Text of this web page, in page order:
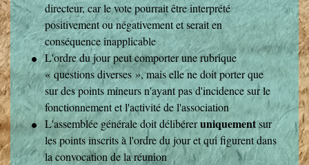
directeur, car le vote pourrait être interprété
positivement ou négativement et serait en
conséquence inapplicable
L'ordre du jour peut comporter une rubrique
« questions diverses », mais elle ne doit porter que
sur des points mineurs n'ayant pas d'incidence sur le
fonctionnement et l'activité de l'association
L'assemblée générale doit délibéreruniquementsur
les points inscrits à l'ordre du jour et qui figurent dans
la convocation de la réunion